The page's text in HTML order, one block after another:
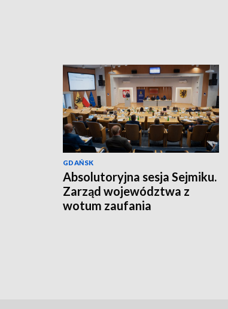
GDAŃSK
Absolutoryjna sesja Sejmiku.
Zarząd województwa z
wotum zaufania